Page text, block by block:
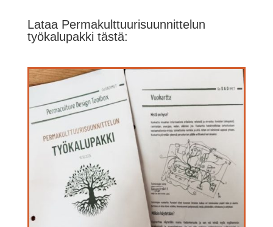
Lataa Permakulttuurisuunnittelun
työkalupakki tästä: